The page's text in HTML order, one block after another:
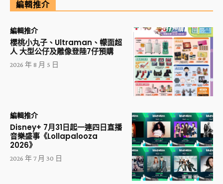
編輯推介
編輯推介
櫻桃小丸子、Ultraman、幪面超
人 大型公仔及雕像登陸7仔預購
2026 年 8 月 5 日
編輯推介
Disney+ 7月31日起一連四日直播
音樂盛事《Lollapalooza
2026》
2026 年 7 月 30 日